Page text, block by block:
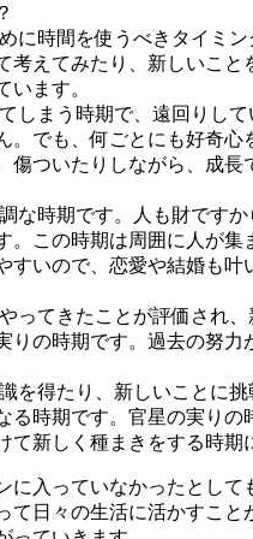
に時間を使うべきタイミ
考えてみたり、新しいこと
います。
しまう時期で、遠回りし
。でも、何ごとにも好奇心
傷ついたりしながら、成長
な時期です。人も財です
。この時期は周囲に人が集
すいので、恋愛や結婚も叶
ってきたことが評価され
りの時期です。過去の努力
を得たり、新しいことに挑
る時期です。官星の実りの
て新しく種まきをする時期
に入っていなかったとして
て日々の生活に活かすこと